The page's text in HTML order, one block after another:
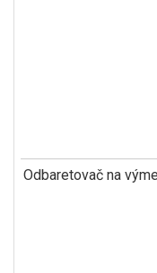
Odbaretovač na